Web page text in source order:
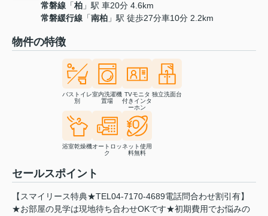
常磐線 「柏 」駅 車20分 4.6km
常磐緩行線 「南柏 」駅 徒歩27分車10分 2.2km
物件の特徴
バストイレ
別
室内洗濯機
置場
TVモニタ
付きインタ
ーホン
独立洗面台
浴室乾燥機オートロッ
ク
ネット使用
料無料
セールスポイント
【スマイリース特典★TEL04-7170-4689電話問合わせ割引有】
★お部屋の見学は現地待ち合わせOKです★初期費用でお悩みの